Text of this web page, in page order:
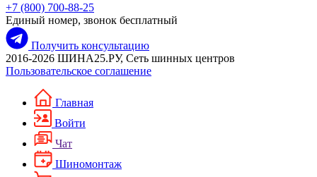
+7 (800) 700-88-25
Единый номер, звонок бесплатный
Получить консультацию
2016-2026 ШИНА25.РУ, Сеть шинных центров
Пользовательское соглашение
Главная
Войти
Чат
Шиномонтаж